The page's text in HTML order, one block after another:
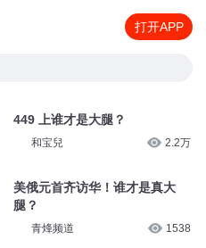
打开APP
449 上谁才是大腿？
和宝兒 2.2万
美俄元首齐访华！谁才是真大
腿？
青烽频道 1538